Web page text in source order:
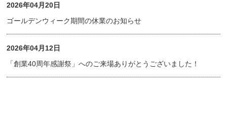
2026年04月20日
ゴールデンウィーク期間の休業のお知らせ
2026年04月12日
「創業40周年感謝祭」へのご来場ありがとうございました！